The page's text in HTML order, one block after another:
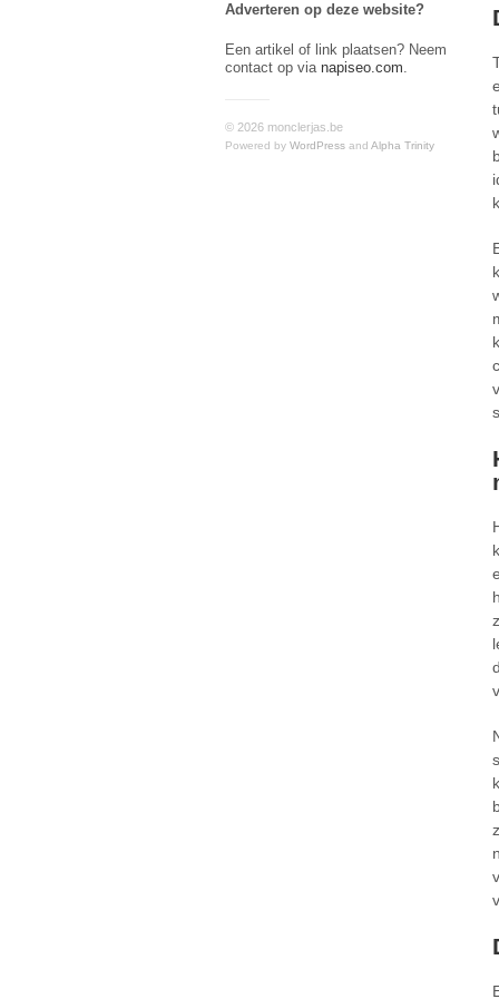
Adverteren op deze website?
Een artikel of link plaatsen? Neem
contact op via napiseo.com.
© 2026 monclerjas.be
Powered by WordPress and Alpha Trinity